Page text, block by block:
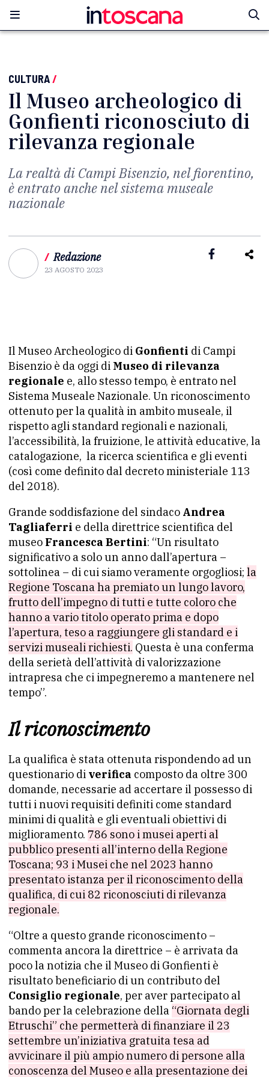
CULTURA/
Il Museo archeologico di
Gonfienti riconosciuto di
rilevanza regionale
La realtà di Campi Bisenzio, nel fiorentino,
è entrato anche nel sistema museale
nazionale
/ Redazione
23 AGOSTO 2023
Il Museo Archeologico di Gonfienti di Campi
Bisenzio è da oggi di Museo di rilevanza
regionale e, allo stesso tempo, è entrato nel
Sistema Museale Nazionale. Un riconoscimento
ottenuto per la qualità in ambito museale, il
rispetto agli standard regionali e nazionali,
l’accessibilità, la fruizione, le attività educative, la
catalogazione, la ricerca scientifica e gli eventi
(così come definito dal decreto ministeriale 113
del 2018).
Grande soddisfazione del sindaco Andrea
Tagliaferri e della direttrice scientifica del
museo Francesca Bertini: “Un risultato
significativo a solo un anno dall’apertura –
sottolinea – di cui siamo veramente orgogliosi; la
Regione Toscana ha premiato un lungo lavoro,
frutto dell’impegno di tutti e tutte coloro che
hanno a vario titolo operato prima e dopo
l’apertura, teso a raggiungere gli standard e i
servizi museali richiesti. Questa è una conferma
della serietà dell’attività di valorizzazione
intrapresa che ci impegneremo a mantenere nel
tempo”.
Il riconoscimento
La qualifica è stata ottenuta rispondendo ad un
questionario di verifica composto da oltre 300
domande, necessarie ad accertare il possesso di
tutti i nuovi requisiti definiti come standard
minimi di qualità e gli eventuali obiettivi di
miglioramento. 786 sono i musei aperti al
pubblico presenti all’interno della Regione
Toscana; 93 i Musei che nel 2023 hanno
presentato istanza per il riconoscimento della
qualifica, di cui 82 riconosciuti di rilevanza
regionale.
“Oltre a questo grande riconoscimento –
commenta ancora la direttrice – è arrivata da
poco la notizia che il Museo di Gonfienti è
risultato beneficiario di un contributo del
Consiglio regionale, per aver partecipato al
bando per la celebrazione della “Giornata degli
Etruschi” che permetterà di finanziare il 23
settembre un’iniziativa gratuita tesa ad
avvicinare il più ampio numero di persone alla
conoscenza del Museo e alla presentazione dei